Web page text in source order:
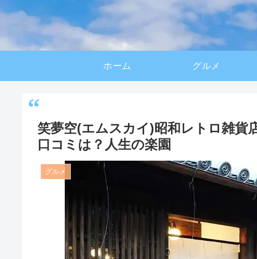
ホーム グルメ
笑夢空(エムスカイ)昭和レトロ雑貨
口コミは？人生の楽園
グルメ